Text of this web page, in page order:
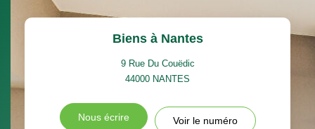
Biens à Nantes
9 Rue Du Couëdic
44000 NANTES
Nous écrire Voir le numéro